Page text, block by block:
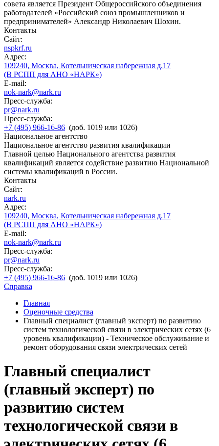
совета является Президент Общероссийского объединения
работодателей «Российский союз промышленников и
предпринимателей» Александр Николаевич Шохин.
Контакты
Сайт:
nspkrf.ru
Адрес:
109240, Москва, Котельническая набережная д.17
(В РСПП для АНО «НАРК»)
E-mail:
nok-nark@nark.ru
Пресс-служба:
pr@nark.ru
Пресс-служба:
+7 (495) 966-16-86 (доб. 1019 или 1026)
Национальное агентство
Национальное агентство развития квалификации
Главной целью Национального агентства развития
квалификаций является содействие развитию Национальной
системы квалификаций в России.
Контакты
Сайт:
nark.ru
Адрес:
109240, Москва, Котельническая набережная д.17
(В РСПП для АНО «НАРК»)
E-mail:
nok-nark@nark.ru
Пресс-служба:
pr@nark.ru
Пресс-служба:
+7 (495) 966-16-86 (доб. 1019 или 1026)
Справка
Главная
Оценочные средства
Главный специалист (главный эксперт) по развитию
систем технологической связи в электрических сетях (6
уровень квалификации) - Техническое обслуживание и
ремонт оборудования связи электрических сетей
Главный специалист
(главный эксперт) по
развитию систем
технологической связи в